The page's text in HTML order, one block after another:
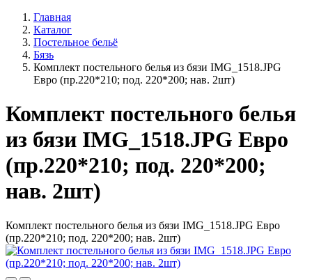
Главная
Каталог
Постельное бельё
Бязь
Комплект постельного белья из бязи IMG_1518.JPG
Евро (пр.220*210; под. 220*200; нав. 2шт)
Комплект постельного белья
из бязи IMG_1518.JPG Евро
(пр.220*210; под. 220*200;
нав. 2шт)
Комплект постельного белья из бязи IMG_1518.JPG Евро
(пр.220*210; под. 220*200; нав. 2шт)